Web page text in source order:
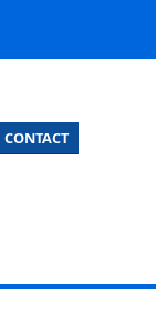
CONTACT